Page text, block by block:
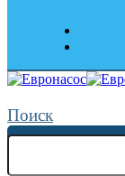
Поиск